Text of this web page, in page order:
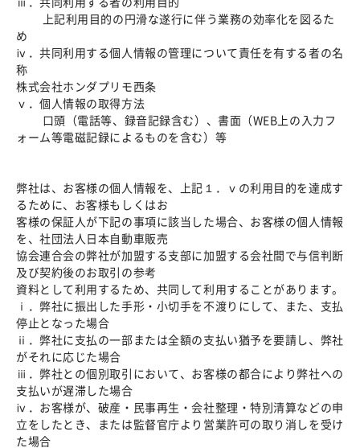
ⅲ．共同利用する者の利用目的
上記利用目的の円滑な遂行に伴う業務の効率化を図るた
め
ⅳ．共同利用する個人情報の管理について責任を有する者の名
称
株式会社ホンダプリモ西条
ⅴ．個人情報の取得方法
口頭（電話等、録音記録含む）、書面（WEB上の入力フ
ォーム等電磁記録によるものを含む）等
弊社は、お客様の個人情報を、上記１．ⅴの利用目的を達成す
るために、お客様もしくはお
客様の保証人が下記の事項に該当した場合、お客様の個人情報
を、社団法人日本自動車販売
協会連合会の弊社が加盟する支部に加盟する会社間で与信判断
及び契約後のお取引の参考
資料として利用するため、共同して利用することがあります。
ⅰ．弊社に振出した手形・小切手を不渡りにして、また、支払
停止となった場合
ⅱ．弊社に支払の一部または全額の支払い猶予を要請し、弊社
がそれに応じた場合
ⅲ．弊社との個別取引において、お客様の都合により弊社への
支払いが遅滞した場合
ⅳ．お客様が、破産・民事再生・会社整理・特別清算などの申
立をしたとき、または監督官庁より営業許可の取り消しを受け
た場合